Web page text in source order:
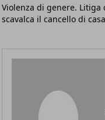
Violenza di genere. Litiga
scavalca il cancello di